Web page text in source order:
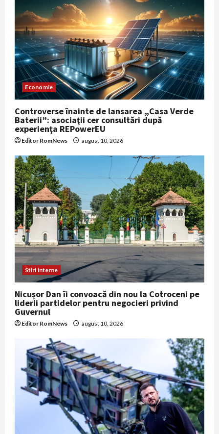
Economie
Controverse înainte de lansarea „Casa Verde
Baterii”: asociaţii cer consultări după
experienţa REPowerEU
Editor RomNews august 10, 2026
Stiri interne
Nicușor Dan îi convoacă din nou la Cotroceni pe
liderii partidelor pentru negocieri privind
Guvernul
Editor RomNews august 10, 2026